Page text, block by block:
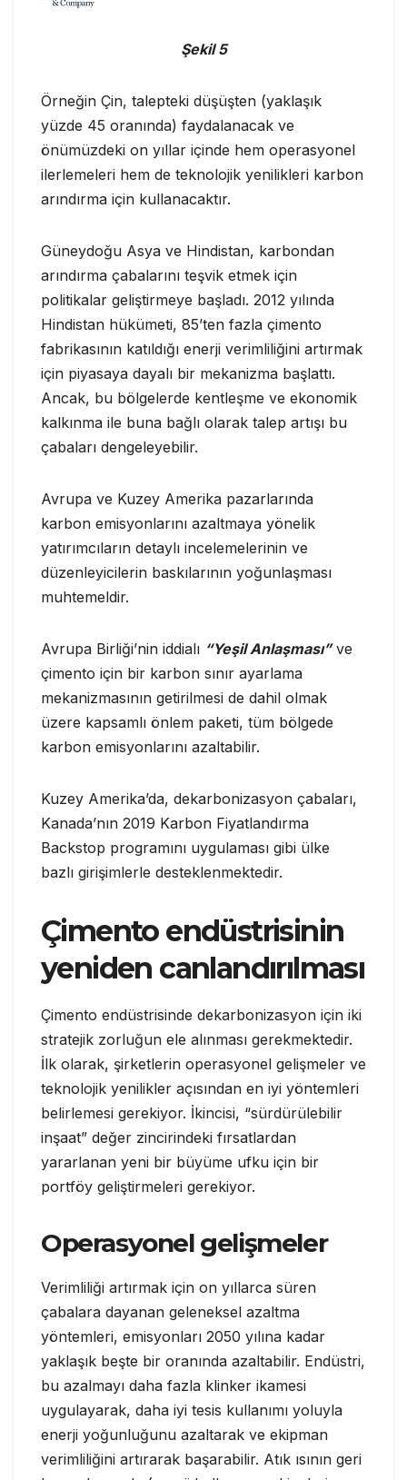
Şekil 5
Örneğin Çin, talepteki düşüşten (yaklaşık
yüzde 45 oranında) faydalanacak ve
önümüzdeki on yıllar içinde hem operasyonel
ilerlemeleri hem de teknolojik yenilikleri karbon
arındırma için kullanacaktır.
Güneydoğu Asya ve Hindistan, karbondan
arındırma çabalarını teşvik etmek için
politikalar geliştirmeye başladı. 2012 yılında
Hindistan hükümeti, 85’ten fazla çimento
fabrikasının katıldığı enerji verimliliğini artırmak
için piyasaya dayalı bir mekanizma başlattı.
Ancak, bu bölgelerde kentleşme ve ekonomik
kalkınma ile buna bağlı olarak talep artışı bu
çabaları dengeleyebilir.
Avrupa ve Kuzey Amerika pazarlarında
karbon emisyonlarını azaltmaya yönelik
yatırımcıların detaylı incelemelerinin ve
düzenleyicilerin baskılarının yoğunlaşması
muhtemeldir.
Avrupa Birliği’nin iddialı “Yeşil Anlaşması”ve
çimento için bir karbon sınır ayarlama
mekanizmasının getirilmesi de dahil olmak
üzere kapsamlı önlem paketi, tüm bölgede
karbon emisyonlarını azaltabilir.
Kuzey Amerika’da, dekarbonizasyon çabaları,
Kanada’nın 2019 Karbon Fiyatlandırma
Backstop programını uygulaması gibi ülke
bazlı girişimlerle desteklenmektedir.
Çimento endüstrisinin
yeniden canlandırılması
Çimento endüstrisinde dekarbonizasyon için iki
stratejik zorluğun ele alınması gerekmektedir.
İlk olarak, şirketlerin operasyonel gelişmeler ve
teknolojik yenilikler açısından en iyi yöntemleri
belirlemesi gerekiyor. İkincisi, “sürdürülebilir
inşaat” değer zincirindeki fırsatlardan
yararlanan yeni bir büyüme ufku için bir
portföy geliştirmeleri gerekiyor.
Operasyonel gelişmeler
Verimliliği artırmak için on yıllarca süren
çabalara dayanan geleneksel azaltma
yöntemleri, emisyonları 2050 yılına kadar
yaklaşık beşte bir oranında azaltabilir. Endüstri,
bu azalmayı daha fazla klinker ikamesi
uygulayarak, daha iyi tesis kullanımı yoluyla
enerji yoğunluğunu azaltarak ve ekipman
verimliliğini artırarak başarabilir. Atık ısının geri